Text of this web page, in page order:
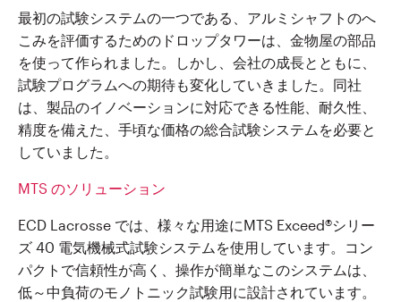
最初の試験システムの一つである、アルミシャフトのへ
こみを評価するためのドロップタワーは、金物屋の部品
を使って作られました。しかし、会社の成長とともに、
試験プログラムへの期待も変化していきました。同社
は、製品のイノベーションに対応できる性能、耐久性、
精度を備えた、手頃な価格の総合試験システムを必要と
していました。
MTS のソリューション
ECD Lacrosse では、様々な用途にMTS Exceed®シリー
ズ 40 電気機械式試験システムを使用しています。コン
パクトで信頼性が高く、操作が簡単なこのシステムは、
低～中負荷のモノトニック試験用に設計されています。